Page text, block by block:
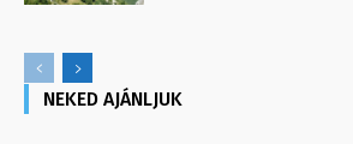
NEKED AJÁNLJUK